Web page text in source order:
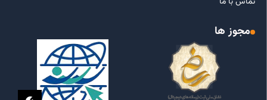
مجوز ها